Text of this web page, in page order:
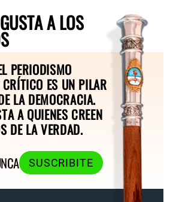
A LOS
PERIODISMO
ES UN PILAR
LA DEMOCRACIA.
A QUIENES CREEN
DE LA VERDAD.
SUSCRIBITE